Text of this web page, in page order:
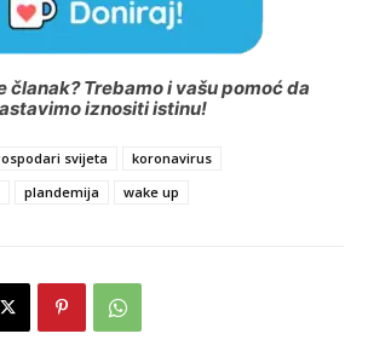
članak? Trebamo i vašu pomoć da
iznositi istinu!
svijeta
koronavirus
plandemija wake up